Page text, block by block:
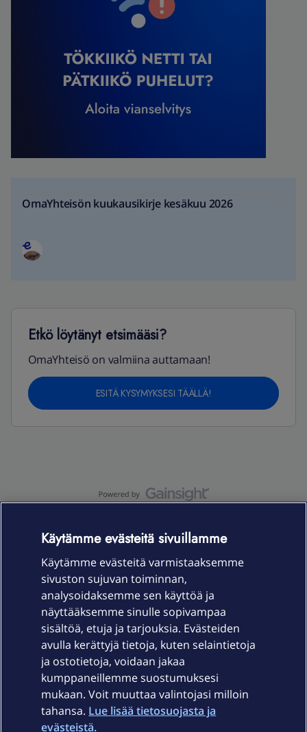
OmaYhteisön kuukausikirje kesäkuu 2026
Etkö löytänyt etsimääsi?
OmaYhteisö on valmiina auttamaan!
ESITÄ KYSYMYKSESI TÄÄLLÄ!
Laitteet & liittymät
Palvelut
Ajankohtaista
Käytämme evästeitä sivuillamme
Käytämme evästeitä varmistaaksemme
sivuston sujuvan toiminnan,
analysoidaksemme sen käyttöä ja
näyttääksemme sinulle sopivampaa
sisältöä, etuja ja tarjouksia. Evästeiden
avulla kerättyjä tietoja, kuten selaintietoja
ja ostotietoja, voidaan jakaa
kumppaneillemme suostumuksesi
mukaan. Voit muuttaa valintojasi milloin
tahansa. Lue lisää tietosuojasta ja
evästeistä.